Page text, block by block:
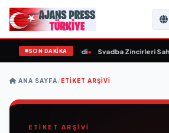
SON DAKİKA
yaşında yaşamını yitirdi• Svadba Zincirleri
ANA SAYFA/ETIKET ARŞIVI
ETİKET ARŞİVİ